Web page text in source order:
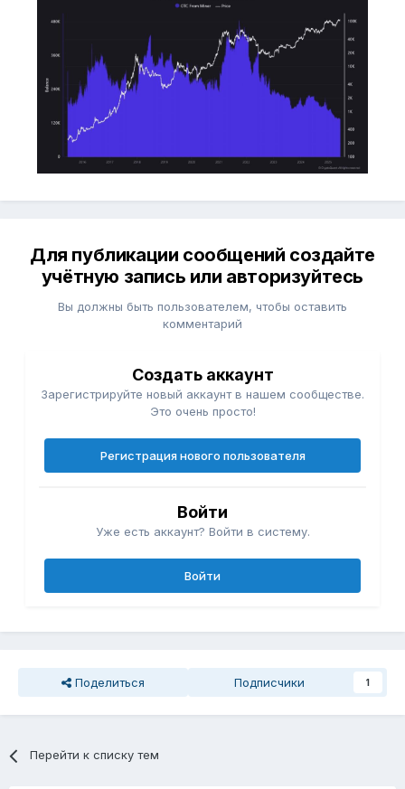
Для публикации сообщений создайте
учётную запись или авторизуйтесь
Вы должны быть пользователем, чтобы оставить
комментарий
Создать аккаунт
Зарегистрируйте новый аккаунт в нашем сообществе.
Это очень просто!
Регистрация нового пользователя
Войти
Уже есть аккаунт? Войти в систему.
Войти
Поделиться Подписчики 1
Перейти к списку тем